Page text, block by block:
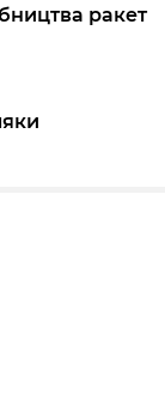
ракет